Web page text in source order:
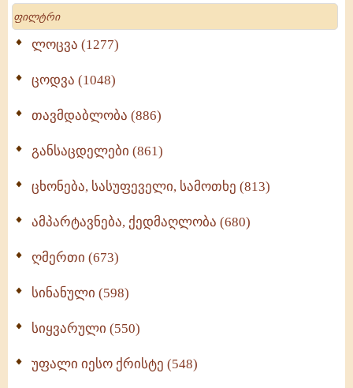
Search
ლოცვა (1277)
ცოდვა (1048)
თავმდაბლობა (886)
განსაცდელები (861)
ცხონება, სასუფეველი, სამოთხე (813)
ამპარტავნება, ქედმაღლობა (680)
ღმერთი (673)
სინანული (598)
სიყვარული (550)
უფალი იესო ქრისტე (548)